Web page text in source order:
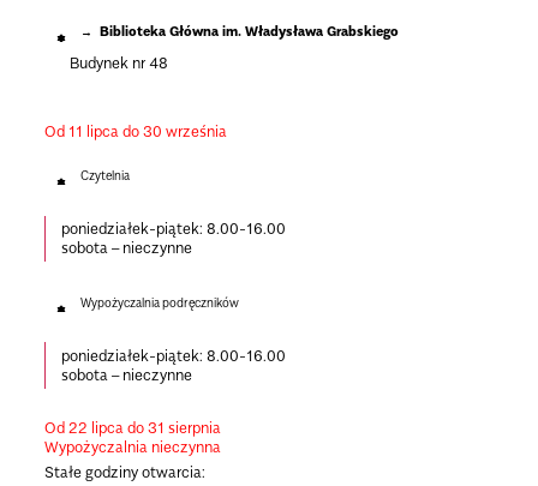
Biblioteka Główna im. Władysława Grabskiego
Budynek nr 48
Od 11 lipca do 30 września
Czytelnia
poniedziałek-piątek:8.00-16.00
sobota – nieczynne
Wypożyczalnia podręczników
poniedziałek-piątek:8.00-16.00
sobota – nieczynne
Od 22 lipca do 31 sierpnia
Wypożyczalnia nieczynna
Stałe godziny otwarcia: